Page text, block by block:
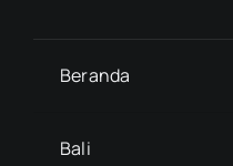
Beranda
Bali